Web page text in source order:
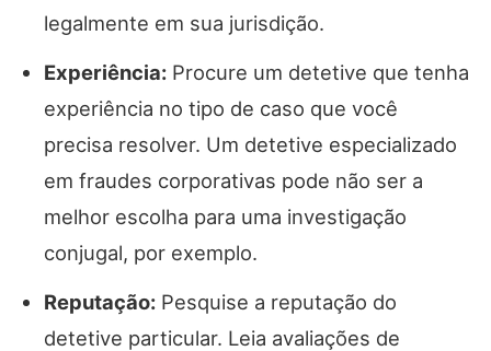
legalmente em sua jurisdição.
Experiência: Procure um detetive que tenha
experiência no tipo de caso que você
precisa resolver. Um detetive especializado
em fraudes corporativas pode não ser a
melhor escolha para uma investigação
conjugal, por exemplo.
Reputação: Pesquise a reputação do
detetive particular. Leia avaliações de